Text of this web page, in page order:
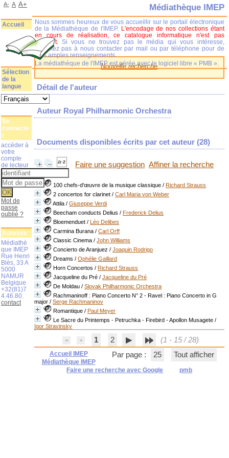
Nouvelle recherche
Détail de l'auteur
Auteur Royal Philharmonic Orchestra
Documents disponibles écrits par cet auteur (28)
Faire une suggestion Affiner la recherche
100 chefs-d'œuvre de la musique classique /Richard Strauss
2 concertos for clarinet /Carl Maria von Weber
Attila /Giuseppe Verdi
Beecham conducts Delius /Frederick Delius
Bloemenduet /Léo Delibes
Carmina Burana /Carl Orff
Classic Cinema /John Williams
Concierto de Aranjuez /Joaquin Rodrigo
Dreams /Ophélie Gaillard
Horn Concertos /Richard Strauss
Jacqueline du Pré /Jacqueline du Pré
De Moldau /Slovak Philharmonic Orchestra
Rachmaninoff : Piano Concerto N° 2 - Ravel : Piano Concerto in G
major /Serge Rachmaninov
Romantique /Paul Meyer
Le Sacre du Printemps - Petruchka - Firebird - Apollon Musagete /
Igor Stravinsky
1 2
(1 - 15 / 28)
Par page :
25 Tout afficher
Accueil IMEP
Médiathèque IMEP
Faire une recherche avec Google
pmb
Médiathèque IMEP
Nous sommes heureux de vous accueillir sur le portail électronique
de la Médiathèque de l'IMEP. L'encodage de nos collections étant
en cours de réalisation, ce catalogue informatique n'est pas
complet.
Si vous ne trouvez pas le média qui vous intéresse,
n'hésitez pas à nous contacter par mail ou par téléphone pour de
plus amples renseignements.
La médiathèque de l'IMEP est gérée avec le logiciel libre « PMB ».
A- A A+
Accueil
Sélection
de la
langue
Se
connecte
r
accéder à
votre
compte
de lecteur
Mot de
passe
oublié ?
Adresse
Médiathè
que IMEP
Rue Henri
Blès, 33 A
5000
NAMUR
Belgique
+32(81)7
4.46.80.
contact